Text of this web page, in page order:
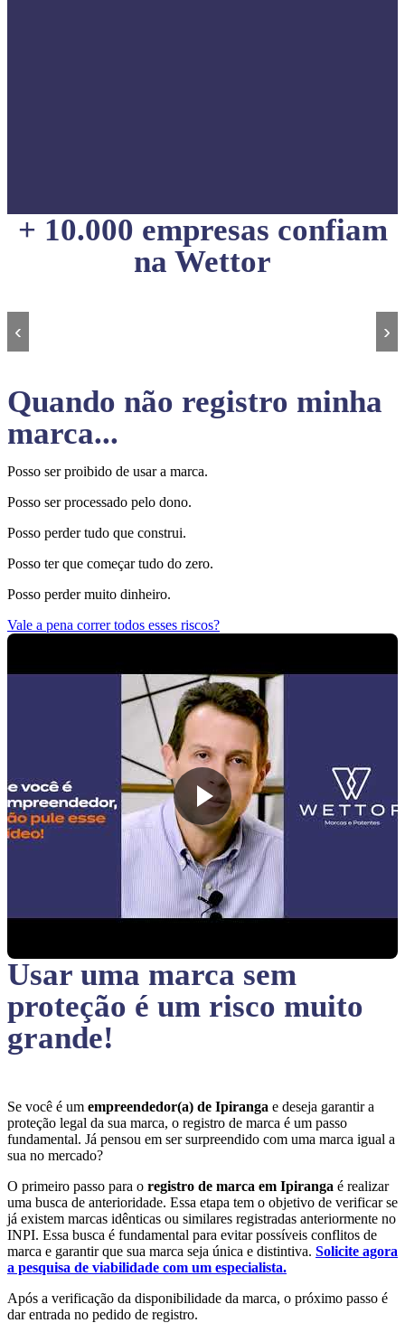
+ 10.000 empresas confiam
na Wettor
‹ ›
Quando não registro minha
marca...
Posso ser proibido de usar a marca.
Posso ser processado pelo dono.
Posso perder tudo que construi.
Posso ter que começar tudo do zero.
Posso perder muito dinheiro.
Vale a pena correr todos esses riscos?
Usar uma marca sem
proteção é um risco muito
grande!
Se você é um empreendedor(a) de Ipiranga e deseja garantir a
proteção legal da sua marca, o registro de marca é um passo
fundamental. Já pensou em ser surpreendido com uma marca igual a
sua no mercado?
O primeiro passo para o registro de marca em Ipiranga é realizar
uma busca de anterioridade. Essa etapa tem o objetivo de verificar se
já existem marcas idênticas ou similares registradas anteriormente no
INPI. Essa busca é fundamental para evitar possíveis conflitos de
marca e garantir que sua marca seja única e distintiva. Solicite agora
a pesquisa de viabilidade com um especialista.
Após a verificação da disponibilidade da marca, o próximo passo é
dar entrada no pedido de registro.